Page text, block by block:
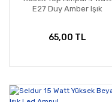
E27 Duy Amber Işık
65,00 TL